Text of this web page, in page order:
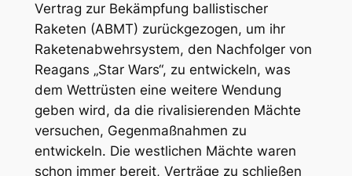
Vertrag zur Bekämpfung ballistischer
Raketen (ABMT) zurückgezogen, um ihr
Raketenabwehrsystem, den Nachfolger von
Reagans „Star Wars“, zu entwickeln, was
dem Wettrüsten eine weitere Wendung
geben wird, da die rivalisierenden Mächte
versuchen, Gegenmaßnahmen zu
entwickeln. Die westlichen Mächte waren
schon immer bereit, Verträge zu schließen